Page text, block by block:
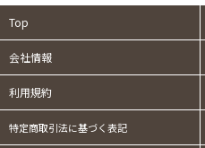
Top
会社情報
利用規約
特定商取引法に基づく表記